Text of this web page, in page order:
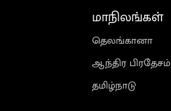
மாநிலங்கள்
தெலங்கானா
ஆந்திர பிரதேசம்
தமிழ்நாடு